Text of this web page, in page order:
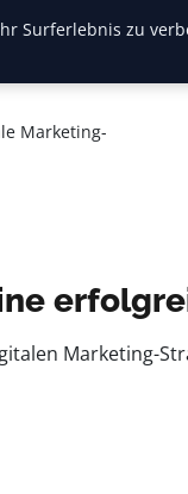
Marketing-
Marketing-
Surferlebnis zu